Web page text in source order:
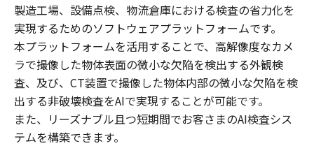
製造工場、設備点検、物流倉庫における検査の省力化を
実現するためのソフトウェアプラットフォームです。
本プラットフォームを活用することで、高解像度なカメ
ラで撮像した物体表面の微小な欠陥を検出する外観検
査、及び、CT装置で撮像した物体内部の微小な欠陥を検
出する非破壊検査をAIで実現することが可能です。
また、リーズナブル且つ短期間でお客さまのAI検査シス
テムを構築できます。